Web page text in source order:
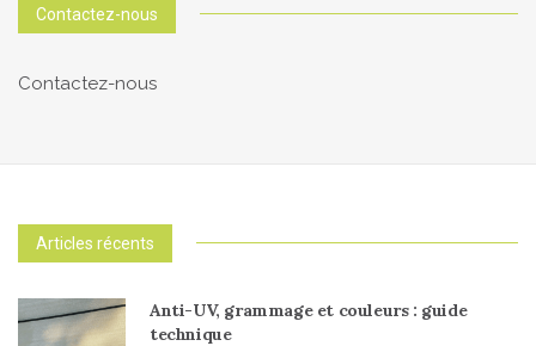
Contactez-nous
Contactez-nous
Articles récents
Anti-UV, grammage et couleurs : guide
technique